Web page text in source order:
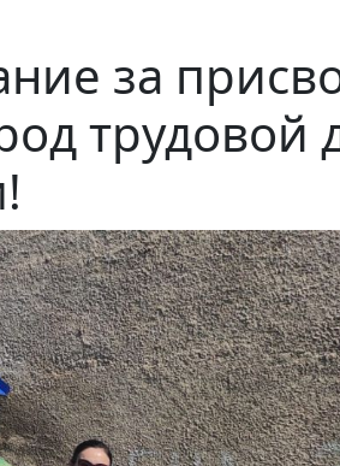
за
трудовой